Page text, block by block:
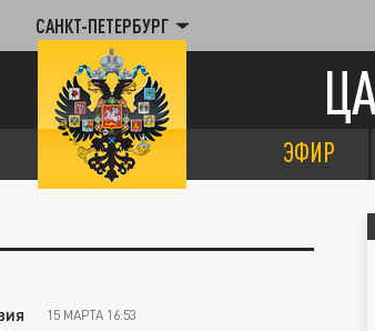
САНКТ-ПЕТЕРБУРГ
ЭФИР
15 МАРТА 16:53